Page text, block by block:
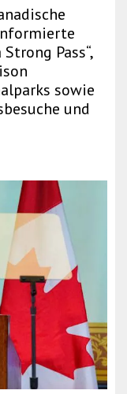
Pass“,
sowie
und